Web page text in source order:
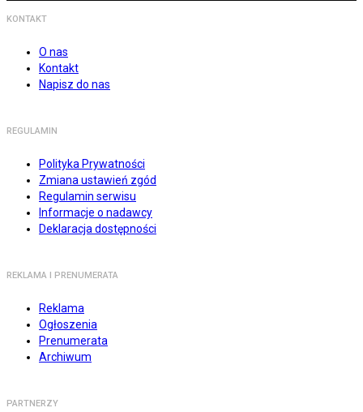
KONTAKT
O nas
Kontakt
Napisz do nas
REGULAMIN
Polityka Prywatności
Zmiana ustawień zgód
Regulamin serwisu
Informacje o nadawcy
Deklaracja dostępności
REKLAMA I PRENUMERATA
Reklama
Ogłoszenia
Prenumerata
Archiwum
PARTNERZY